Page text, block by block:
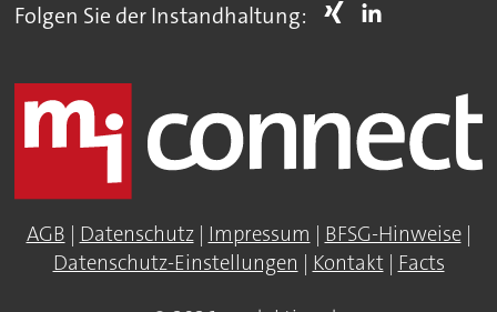
Folgen Sie der Instandhaltung:
AGB | Datenschutz| Impressum | BFSG-Hinweise|
Datenschutz-Einstellungen | Kontakt| Facts